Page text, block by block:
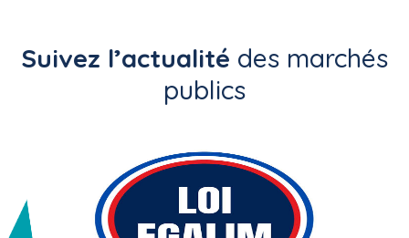
Suivez l’actualité des marchés
publics